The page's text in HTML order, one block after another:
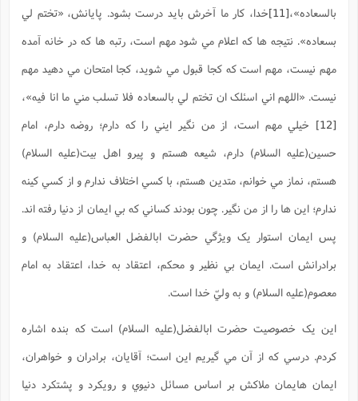
بالسعاده»،[11]
خدا، کار ما آخرش بايد درست بشود. پايانش، «تختم لي
بسعاده». نتيجه ها که اعلام مي شود مهم است، رتبه ها که در خانه آمده
مهم نيست، مهم است که کجا قبول مي شويد، کجا امتحان مي دهيد مهم
نيست. «اللهم اني اسئلک ان تختم لي بالسعاده فلا تسلب مني ما انا فيه»،
خيلي مهم است، از من نگير ايني را که دارم؛ روضه دارم، امام
حسين(علیه السلام) دارم، شيعه هستم و پيرو اهل بيت(علیه السلام)
هستم، نماز مي خوانم، متدين هستم، با کسي اختلاف ندارم و از کسي کينه
ندارم؛ اين ها را از من نگير. چون بودند کساني که بي ايمان از دنيا رفته اند.
پس ايمان استوار يک ويژگي حضرت ابالفضل العباس(علیه السلام) و
برادرانش است. ايمان بي نظير و محکم، اعتقاد به خدا، اعتقاد به امام
معصوم(علیه السلام) و به وليّ خدا است.
اين يک خصوصيت حضرت ابالفضل(علیه السلام) است که بنده اشاره
کردم. درسي که از آن مي گيريم اين است؛ آقايان، برادران و خواهران،
ايمان هايمان ملاکش بر اساس مسائل دنيوي و رويکرد و پشتکرد دنيا